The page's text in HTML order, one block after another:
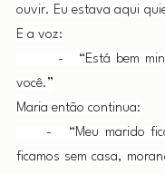
ouvir. Eu estava aqui
E a voz:
-   “Está bem
você.”
Maria então continua:
-   “Meu marido
ficamos sem casa,